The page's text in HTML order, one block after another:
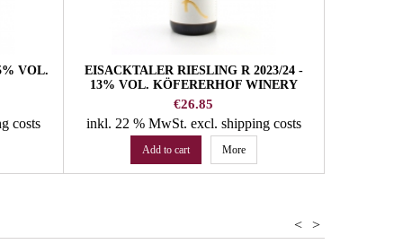
VOL.
costs
EISACKTALER RIESLING R 2023/24 -
13% VOL. KÖFERERHOF WINERY
Price
€26.85
inkl. 22 % MwSt. excl. shipping costs
Add to cart More
>
<